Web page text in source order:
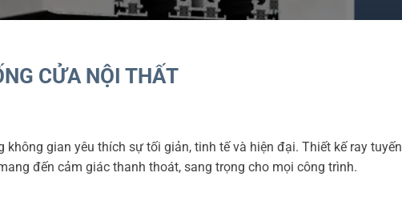
CỬA NỘI THẤT
gian yêu thích sự tối giản, tinh tế và hiện đại. Thiết kế ray tuyến
đến cảm giác thanh thoát, sang trọng cho mọi công trình.